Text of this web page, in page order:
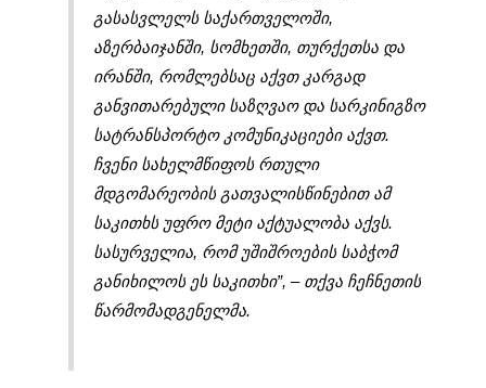
გასასვლელს საქართველოში,
აზერბაიჯანში, სომხეთში, თურქეთსა და
ირანში, რომლებსაც აქვთ კარგად
განვითარებული საზღვაო და სარკინიგზო
სატრანსპორტო კომუნიკაციები აქვთ.
ჩვენი სახელმწიფოს რთული
მდგომარეობის გათვალისწინებით ამ
საკითხს უფრო მეტი აქტუალობა აქვს.
სასურველია, რომ უშიშროების საბჭომ
განიხილოს ეს საკითხი”, – თქვა ჩეჩნეთის
წარმომადგენელმა.